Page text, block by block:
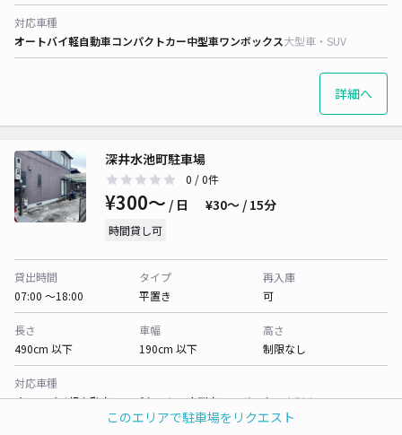
このエリアで駐車場をリクエスト
対応車種
オートバイ軽自動車コンパクトカー中型車ワンボックス大型車・SUV
詳細へ
深井水池町駐車場
0 / 0件
¥300〜 / 日 ¥30〜 / 15分
時間貸し可
貸出時間
07:00 〜18:00
タイプ
平置き
再入庫
可
長さ
490cm 以下
車幅
190cm 以下
高さ
制限なし
対応車種
オートバイ軽自動車コンパクトカー中型車ワンボックス大型車・SUV